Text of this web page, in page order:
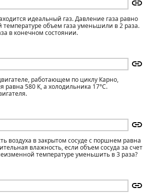
идеальный газ. Давление газа равно
температуре объем газа уменьшили в 2 раза.
в конечном состоянии.
работающем по циклу Карно,
равна 580 К, а холодильника 17°С.
воздуха в закрытом сосуде с поршнем равна
влажность, если объем сосуда за счет
температуре уменьшить в 3 раза?